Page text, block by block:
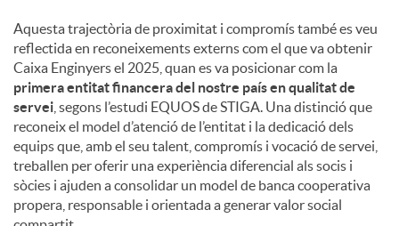
Aquesta trajectòria de proximitat i compromís també es veu
reflectida en reconeixements externs com el que va obtenir
Caixa Enginyers el 2025, quan es va posicionar com la
primera entitat financera del nostre país en qualitat de
servei , segons l’estudi EQUOS de STIGA. Una distinció que
reconeix el model d’atenció de l’entitat i la dedicació dels
equips que, amb el seu talent, compromís i vocació de servei,
treballen per oferir una experiència diferencial als socis i
sòcies i ajuden a consolidar un model de banca cooperativa
propera, responsable i orientada a generar valor social